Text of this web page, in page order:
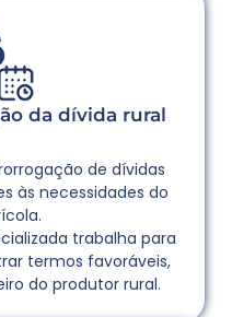
da dívida rural
de dívidas
às necessidades do
trabalha para
termos favoráveis,
do produtor rural.